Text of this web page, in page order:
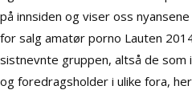
på innsiden og viser oss
for salg amatør porno Lauten
sistnevnte gruppen, altså de som
og foredragsholder i ulike fora,